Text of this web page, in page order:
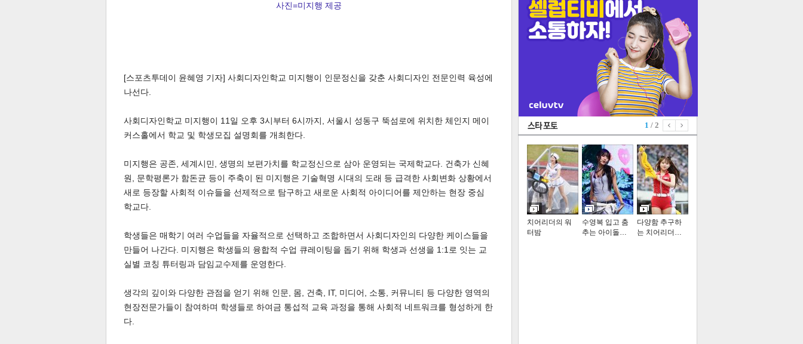
인
사진=미지행 제공
[스포츠투데이 윤혜영 기자] 사회디자인학교 미지행이 인문정신을 갖춘 사회디자인 전문인력 육성에
나선다.
사회디자인학교 미지행이 11일 오후 3시부터 6시까지, 서울시 성동구 뚝섬로에 위치한 체인지 메이
커스홀에서 학교 및 학생모집 설명회를 개최한다.
미지행은 공존, 세계시민, 생명의 보편가치를 학교정신으로 삼아 운영되는 국제학교다. 건축가 신혜
원, 문학평론가 함돈균 등이 주축이 된 미지행은 기술혁명 시대의 도래 등 급격한 사회변화 상황에서
새로 등장할 사회적 이슈들을 선제적으로 탐구하고 새로운 사회적 아이디어를 제안하는 현장 중심
학교다.
학생들은 매학기 여러 수업들을 자율적으로 선택하고 조합하면서 사회디자인의 다양한 케이스들을
만들어 나간다. 미지행은 학생들의 융합적 수업 큐레이팅을 돕기 위해 학생과 선생을 1:1로 잇는 교
실별 코칭 튜터링과 담임교수제를 운영한다.
생각의 깊이와 다양한 관점을 얻기 위해 인문, 몸, 건축, IT, 미디어, 소통, 커뮤니티 등 다양한 영역의
현장전문가들이 참여하며 학생들로 하여금 통섭적 교육 과정을 통해 사회적 네트워크를 형성하게 한
다.
1 / 2
치어리더의 워
터밤
수영복 입고 춤
추는 아이돌…
다양함 추구하
는 치어리더…